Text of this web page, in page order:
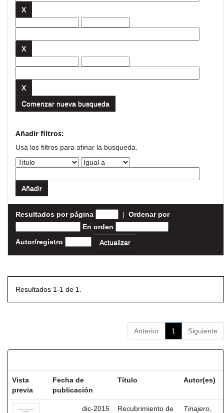
Comenzar nueva busqueda
Añadir filtros:
Usa los filtros para afinar la busqueda.
Resultados por página | Ordenar por
En orden
Autor/registro
Resultados 1-1 de 1.
Anterior 1 Siguiente
Vista
previa
Fecha de
publicación
Título Autor(es)
dic-2015
Recubrimiento de
Tinajero,